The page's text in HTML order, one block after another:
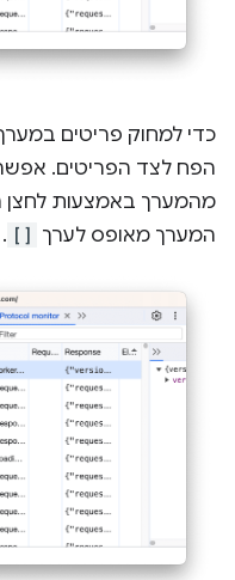
כדי למחוק פריטים
הפח לצד הפריטים.
מהמערך באמצעות
המערך מאופס לערך []
.